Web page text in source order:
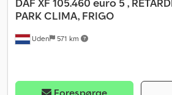
Uden 571 km
PARK CLIMA, FRIGO
Forespørge